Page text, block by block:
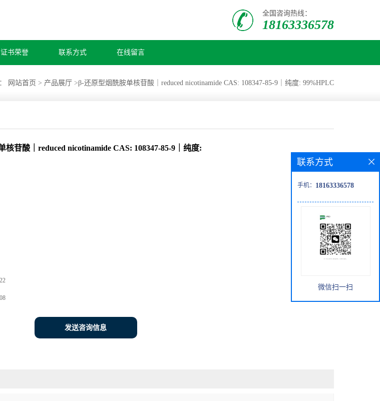
全国咨询热线：
18163336578
证书荣誉 联系方式 在线留言
网站首页 > 产品展厅 >β-还原型烟酰胺单核苷酸｜reduced nicotinamide CAS: 108347-85-9｜纯度: 99%HPLC
核苷酸｜reduced nicotinamide CAS: 108347-85-9｜纯度:
发送咨询信息
联系方式
手机： 18163336578
微信扫一扫